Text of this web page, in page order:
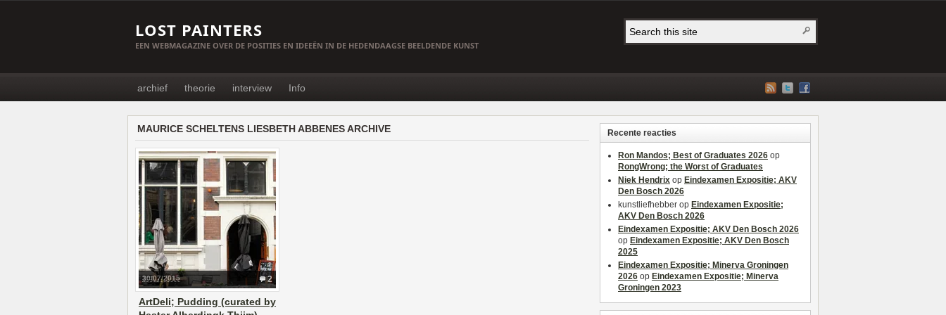
LOST PAINTERS
EEN WEBMAGAZINE OVER DE POSITIES EN IDEEËN IN DE HEDENDAAGSE BEELDENDE KUNST
archief theorie interview Info
MAURICE SCHELTENS LIESBETH ABBENES ARCHIVE
2
30/07/2015
ArtDeli; Pudding (curated by
Recente reacties
Ron Mandos; Best of Graduates 2026 op
RongWrong; the Worst of Graduates
Niek Hendrix op Eindexamen Expositie; AKV
Den Bosch 2026
kunstliefhebber op Eindexamen Expositie;
AKV Den Bosch 2026
Eindexamen Expositie; AKV Den Bosch 2026
op Eindexamen Expositie; AKV Den Bosch
2025
Eindexamen Expositie; Minerva Groningen
2026 op Eindexamen Expositie; Minerva
Groningen 2023